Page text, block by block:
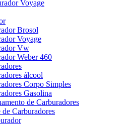
Voyage
Brosol
Voyage
Vw
Weber 460
álcool
Corpo Simples
Gasolina
de Carburadores
Carburadores